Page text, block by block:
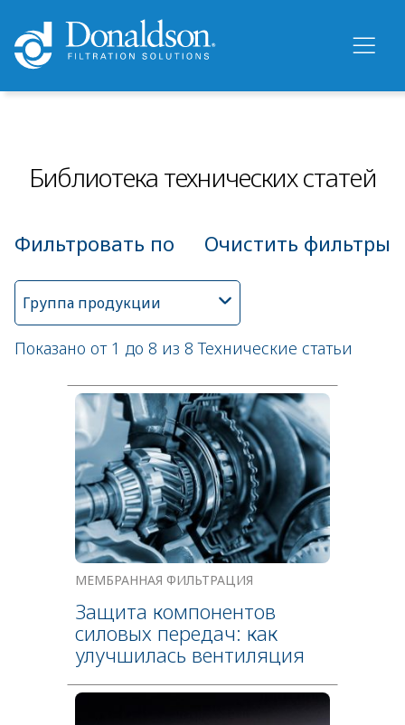
Библиотека технических статей
Фильтровать по Очистить фильтры
Группа продукции
Показано от 1 до 8 из 8 Технические статьи
МЕМБРАННАЯ ФИЛЬТРАЦИЯ
Защита компонентов
силовых передач: как
улучшилась вентиляция